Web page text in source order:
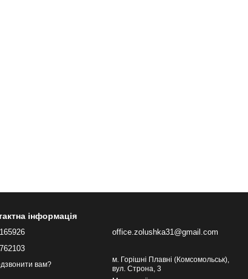
інформація
вам?
office.zolushka31@gmail.com
м. Горішні Плавні (Комсомольськ),
вул. Строна, 3